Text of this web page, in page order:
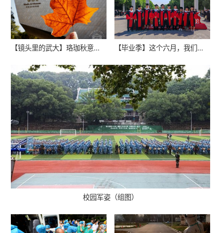
【镜头里的武大】珞珈秋意浓（组图） 【毕业季】这个六月，我们收获（组图）
校园军姿（组图）